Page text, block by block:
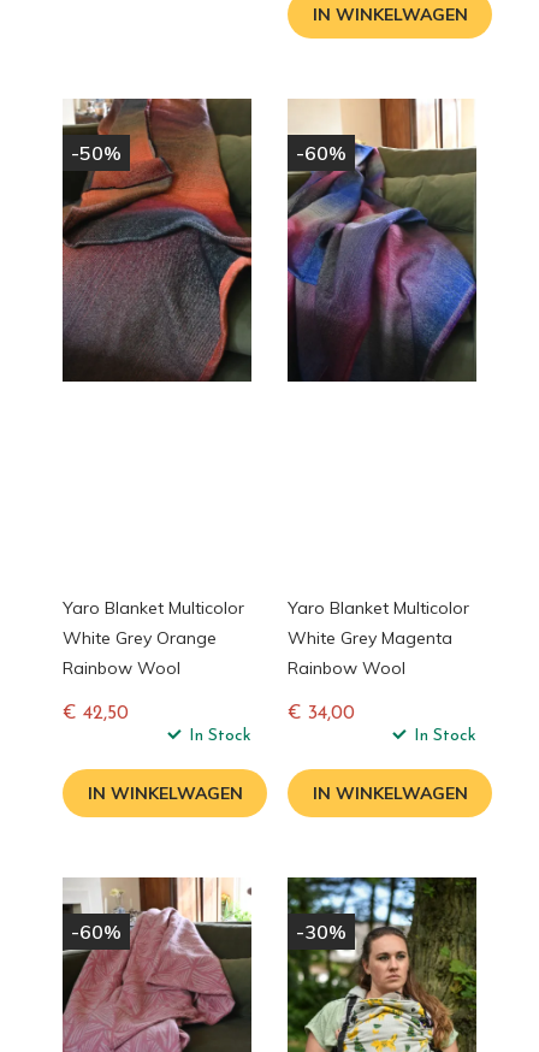
IN WINKELWAGEN
-50%
Yaro Blanket Multicolor
White Grey Orange
Rainbow Wool
€ 42,50
In Stock
IN WINKELWAGEN
-60%
Yaro Blanket Multicolor
White Grey Magenta
Rainbow Wool
€ 34,00
In Stock
IN WINKELWAGEN
-60% -30%